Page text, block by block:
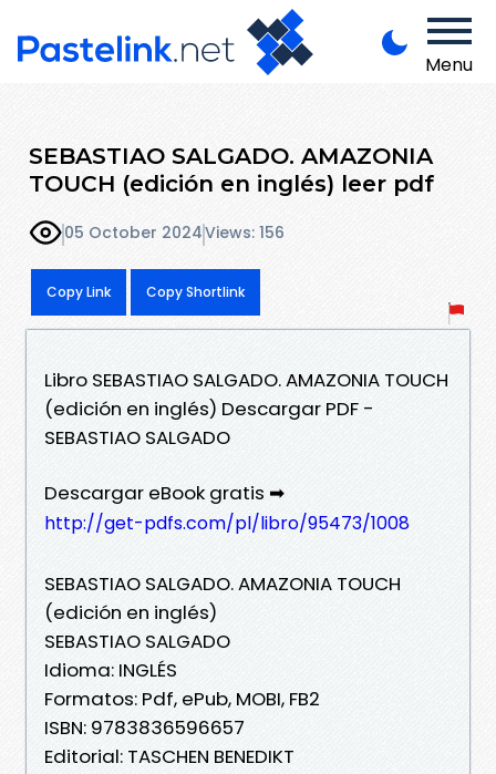
Menu
SEBASTIAO SALGADO. AMAZONIA
TOUCH (edición en inglés) leer pdf
05 October 2024Views: 156
Copy Link Copy Shortlink
Libro SEBASTIAO SALGADO. AMAZONIA TOUCH
(edición en inglés) Descargar PDF -
SEBASTIAO SALGADO
Descargar eBook gratis ➡
http://get-pdfs.com/pl/libro/95473/1008
SEBASTIAO SALGADO. AMAZONIA TOUCH
(edición en inglés)
SEBASTIAO SALGADO
Idioma: INGLÉS
Formatos: Pdf, ePub, MOBI, FB2
ISBN: 9783836596657
Editorial: TASCHEN BENEDIKT